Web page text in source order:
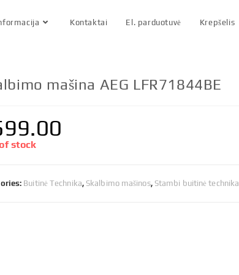
Kontaktai El. parduotuvė Krepšelis
mašina AEG LFR71844BE
stock
Buitinė Technika, Skalbimo mašinos, Stambi buitinė technika